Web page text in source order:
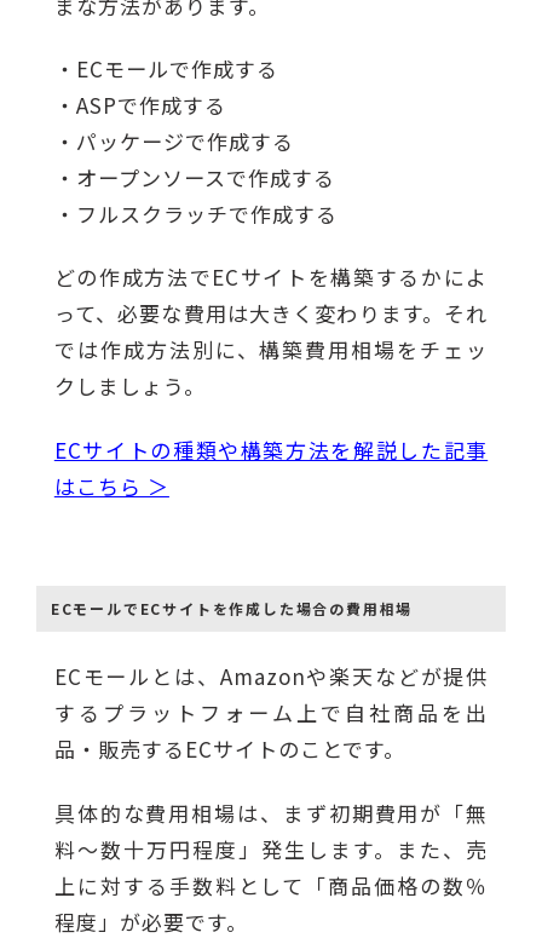
・ECモールで作成する
・ASPで作成する
・パッケージで作成する
・オープンソースで作成する
・フルスクラッチで作成する
どの作成方法でECサイトを構築するかによ
って、必要な費用は大きく変わります。それ
では作成方法別に、構築費用相場をチェッ
クしましょう。
ECサイトの種類や構築方法を解説した記事
はこちら ＞
ECモールでECサイトを作成した場合の費用相場
ECモールとは、Amazonや楽天などが提供
するプラットフォーム上で自社商品を出
品・販売するECサイトのことです。
具体的な費用相場は、まず初期費用が「無
料〜数十万円程度」発生します。また、売
上に対する手数料として「商品価格の数％
程度」が必要です。